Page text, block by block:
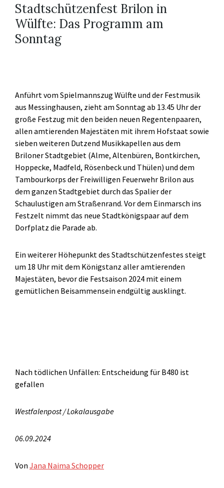
Stadtschützenfest Brilon in
Wülfte: Das Programm am
Sonntag
Anführt vom Spielmannszug Wülfte und der Festmusik
aus Messinghausen, zieht am Sonntag ab 13.45 Uhr der
große Festzug mit den beiden neuen Regentenpaaren,
allen amtierenden Majestäten mit ihrem Hofstaat sowie
sieben weiteren Dutzend Musikkapellen aus dem
Briloner Stadtgebiet (Alme, Altenbüren, Bontkirchen,
Hoppecke, Madfeld, Rösenbeck und Thülen) und dem
Tambourkorps der Freiwilligen Feuerwehr Brilon aus
dem ganzen Stadtgebiet durch das Spalier der
Schaulustigen am Straßenrand. Vor dem Einmarsch ins
Festzelt nimmt das neue Stadtkönigspaar auf dem
Dorfplatz die Parade ab.
Ein weiterer Höhepunkt des Stadtschützenfestes steigt
um 18 Uhr mit dem Königstanz aller amtierenden
Majestäten, bevor die Festsaison 2024 mit einem
gemütlichen Beisammensein endgültig ausklingt.
Nach tödlichen Unfällen: Entscheidung für B480 ist
gefallen
Westfalenpost / Lokalausgabe
06.09.2024
Von Jana Naima Schopper